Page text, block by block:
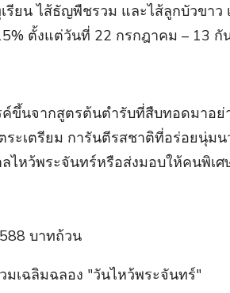
รียน ไส้ธัญพืชรวม และไส้ลูกบัวข
ตั้งแต่วันที่ 22 กรกฎาคม – 13 กั
ขึ้นจากสูตรต้นตำรับที่สืบทอดมาอ
เตรียม การันตีรสชาติที่อร่อยนุ่ม
ไหว้พระจันทร์หรือส่งมอบให้คนพิเ
บาทถ้วน